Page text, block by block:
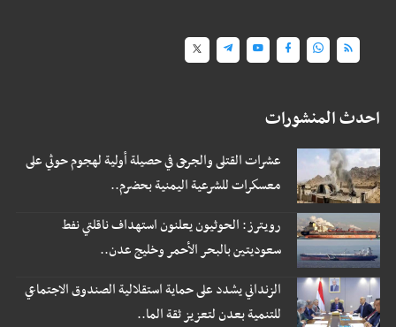
احدث المنشورات
عشرات القتلى والجرحى في حصيلة أولية لهجوم حوثي على
معسكرات للشرعية اليمنية بحضرم..
رويترز: الحوثيون يعلنون استهداف ناقلتي نفط
سعوديتين بالبحر الأحمر وخليج عدن..
الزنداني يشدد على حماية استقلالية الصندوق الاجتماعي
للتنمية بعدن لتعزيز ثقة الما..